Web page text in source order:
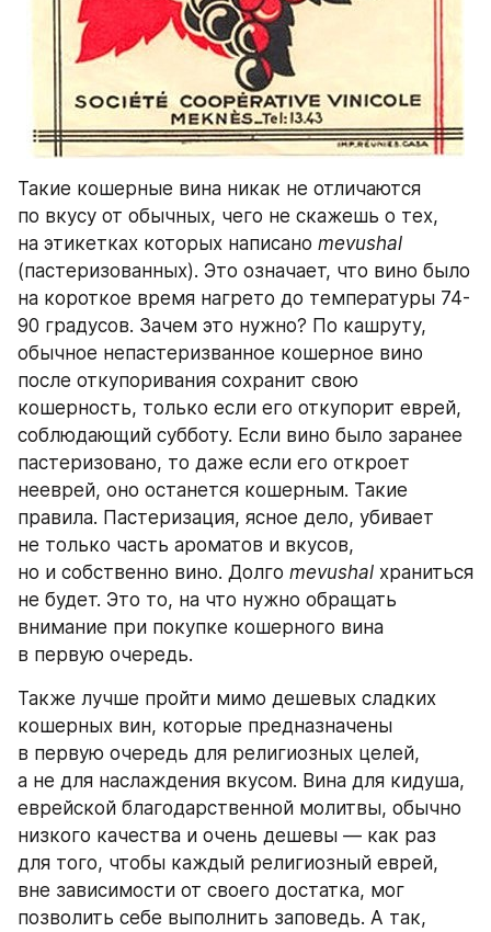
Такие кошерные вина никак не отличаются
по вкусу от обычных, чего не скажешь о тех,
на этикетках которых написано mevushal
(пастеризованных). Это означает, что вино было
на короткое время нагрето до температуры 74-
90 градусов. Зачем это нужно? По кашруту,
обычное непастеризванное кошерное вино
после откупоривания сохранит свою
кошерность, только если его откупорит еврей,
соблюдающий субботу. Если вино было заранее
пастеризовано, то даже если его откроет
нееврей, оно останется кошерным. Такие
правила. Пастеризация, ясное дело, убивает
не только часть ароматов и вкусов,
но и собственно вино. Долго mevushal храниться
не будет. Это то, на что нужно обращать
внимание при покупке кошерного вина
в первую очередь.
Также лучше пройти мимо дешевых сладких
кошерных вин, которые предназначены
в первую очередь для религиозных целей,
а не для наслаждения вкусом. Вина для кидуша,
еврейской благодарственной молитвы, обычно
низкого качества и очень дешевы — как раз
для того, чтобы каждый религиозный еврей,
вне зависимости от своего достатка, мог
позволить себе выполнить заповедь. А так,